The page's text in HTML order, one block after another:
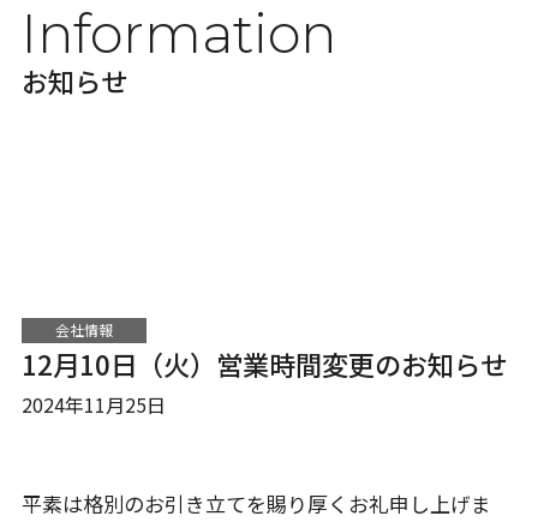
Information
お知らせ
会社情報
12月10日（火）営業時間変更のお知らせ
2024年11月25日
平素は格別のお引き立てを賜り厚くお礼申し上げま